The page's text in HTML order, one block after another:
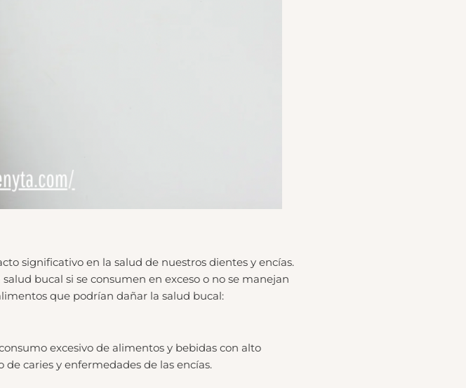
significativo en la salud de nuestros dientes y encías.
bucal si se consumen en exceso o no se manejan
que podrían dañar la salud bucal:
excesivo de alimentos y bebidas con alto
caries y enfermedades de las encías.